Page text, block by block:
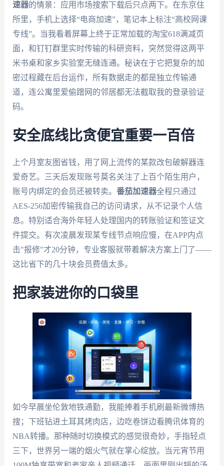
速器的情景：应用市场搜索下载后只点两下。在东京住
所里，手机上选择“电商加速”，笔记本上标注“高校网课
专线”。当我看着屏幕上终于正常加载的淘宝618满减页
面，和钉钉群里实时传输的科研资料，突然觉得这两平
米书桌和家乡实验室无缝连通。秘诀在于它把复杂的加
密过程藏在后台运作，所有数据走的都是独立传输通
道，连公寓里爱偷蹭网的邻居都无法截取我的登录验证
码。
安全底线比贪便宜重要一百倍
上个月室友图省钱，用了网上流传的某款改包破解器连
爱奇艺。三天后发现账号莫名关注了上百个陌生用户，
账号内绑定的会员还被转卖。 番茄加速器全程只通过
AES-256加密传输我自己的访问请求，从不记录个人信
息。特别适合海外年轻人处理国内的转账验证和签证文
件提交。有次凌晨发现某专线节点响应慢，在APP内点
击"报修"才20分钟，专业客服就带着解决方案上门了——
这比省下的几十块会员费值太多。
把家装进你的口袋里
如今早晨坐伦敦地铁通勤，我能捧着手机刷最新微博热
搜；下班钻进土耳其烤肉店，边吃卷饼边看腾讯体育的
NBA转播。那种随时切换模式的感觉很奇妙，手指轻点
三下，世界另一端的烟火气就在掌心绽放。当元宵节用